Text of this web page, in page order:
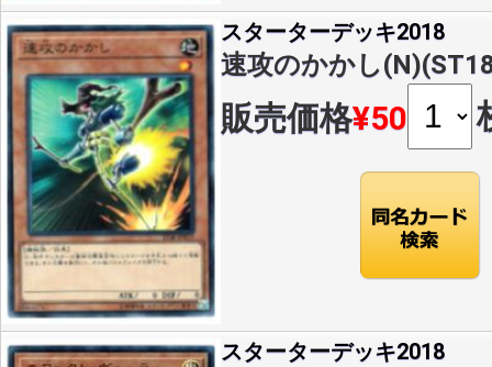
スターターデッキ2018
速攻のかかし
販売価格¥50
スターターデッキ2018